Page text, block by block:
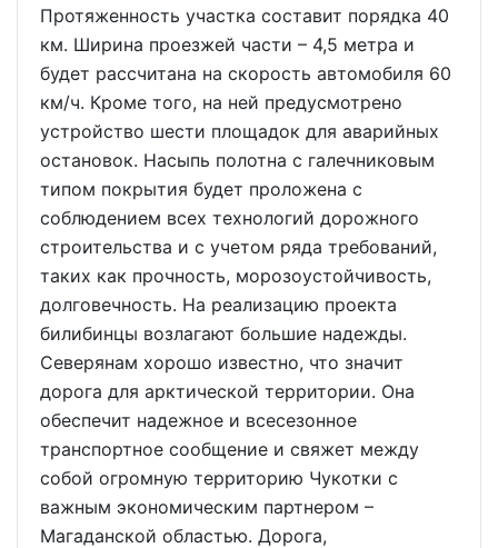
Протяженность участка составит порядка 40
км. Ширина проезжей части – 4,5 метра и
будет рассчитана на скорость автомобиля 60
км/ч. Кроме того, на ней предусмотрено
устройство шести площадок для аварийных
остановок. Насыпь полотна с галечниковым
типом покрытия будет проложена с
соблюдением всех технологий дорожного
строительства и с учетом ряда требований,
таких как прочность, морозоустойчивость,
долговечность. На реализацию проекта
билибинцы возлагают большие надежды.
Северянам хорошо известно, что значит
дорога для арктической территории. Она
обеспечит надежное и всесезонное
транспортное сообщение и свяжет между
собой огромную территорию Чукотки с
важным экономическим партнером –
Магаданской областью. Дорога,